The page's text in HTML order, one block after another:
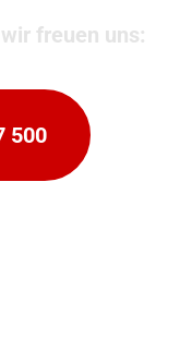
freuen uns:
500